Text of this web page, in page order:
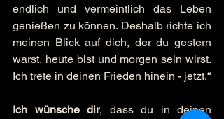
endlich und vermeintlich das Leben
genießen zu können. Deshalb richte ich
meinen Blick auf dich, der du gestern
warst, heute bist und morgen sein wirst.
Ich trete in deinen Frieden hinein - jetzt.“
Ich wünsche dir, dass du in deinen